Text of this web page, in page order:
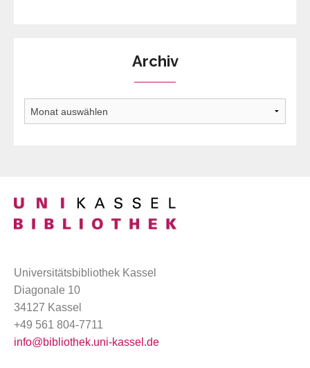
Archiv
Universitätsbibliothek Kassel
Diagonale 10
34127 Kassel
+49 561 804-7711
info@bibliothek.uni-kassel.de